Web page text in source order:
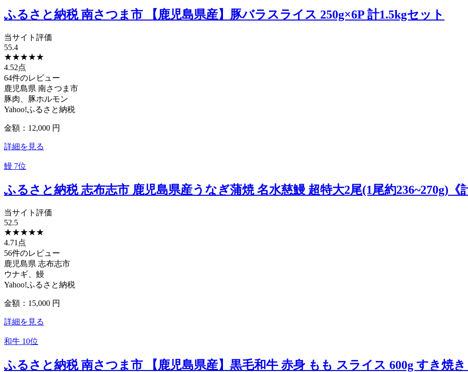
ふるさと納税 南さつま市 【鹿児島県産】豚バラスライス 250g×6P 計1.5kgセット
当サイト評価
55.4
★★★★★
4.52点
64件のレビュー
鹿児島県 南さつま市
豚肉、豚ホルモン
Yahoo!ふるさと納税
金額：12,000 円
詳細を見る
鰻 7位
ふるさと納税 志布志市 鹿児島県産うなぎ蒲焼 名水慈鰻 超特大2尾(1尾約236~270g)《
当サイト評価
52.5
★★★★★
4.71点
56件のレビュー
鹿児島県 志布志市
ウナギ、鰻
Yahoo!ふるさと納税
金額：15,000 円
詳細を見る
和牛 10位
ふるさと納税 南さつま市 【鹿児島県産】黒毛和牛 赤身 もも スライス 600g すき焼